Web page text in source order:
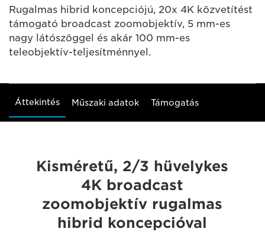
Rugalmas hibrid koncepciójú, 20x 4K közvetítést
támogató broadcast zoomobjektív, 5 mm-es
nagy látószöggel és akár 100 mm-es
teleobjektív-teljesítménnyel.
Áttekintés Műszaki adatok Támogatás
Kisméretű, 2/3 hüvelykes
4K broadcast
zoomobjektív rugalmas
hibrid koncepcióval